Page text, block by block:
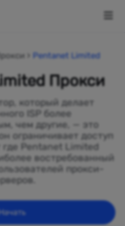
Pentanet Limited
Прокси
который делает
ISP более
чем другие, — это
ограничивает доступ
Pentanet Limited
востребованный
прокси-